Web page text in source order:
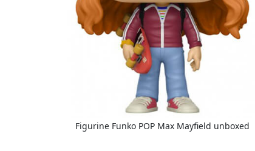
Figurine Funko POP Max Mayfield unboxed